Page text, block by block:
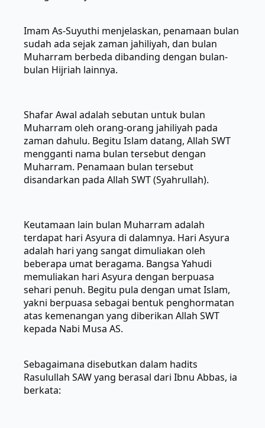
Imam As-Suyuthi menjelaskan, penamaan bulan
sudah ada sejak zaman jahiliyah, dan bulan
Muharram berbeda dibanding dengan bulan-
bulan Hijriah lainnya.
Shafar Awal adalah sebutan untuk bulan
Muharram oleh orang-orang jahiliyah pada
zaman dahulu. Begitu Islam datang, Allah SWT
mengganti nama bulan tersebut dengan
Muharram. Penamaan bulan tersebut
disandarkan pada Allah SWT (Syahrullah).
Keutamaan lain bulan Muharram adalah
terdapat hari Asyura di dalamnya. Hari Asyura
adalah hari yang sangat dimuliakan oleh
beberapa umat beragama. Bangsa Yahudi
memuliakan hari Asyura dengan berpuasa
sehari penuh. Begitu pula dengan umat Islam,
yakni berpuasa sebagai bentuk penghormatan
atas kemenangan yang diberikan Allah SWT
kepada Nabi Musa AS.
Sebagaimana disebutkan dalam hadits
Rasulullah SAW yang berasal dari Ibnu Abbas, ia
berkata: